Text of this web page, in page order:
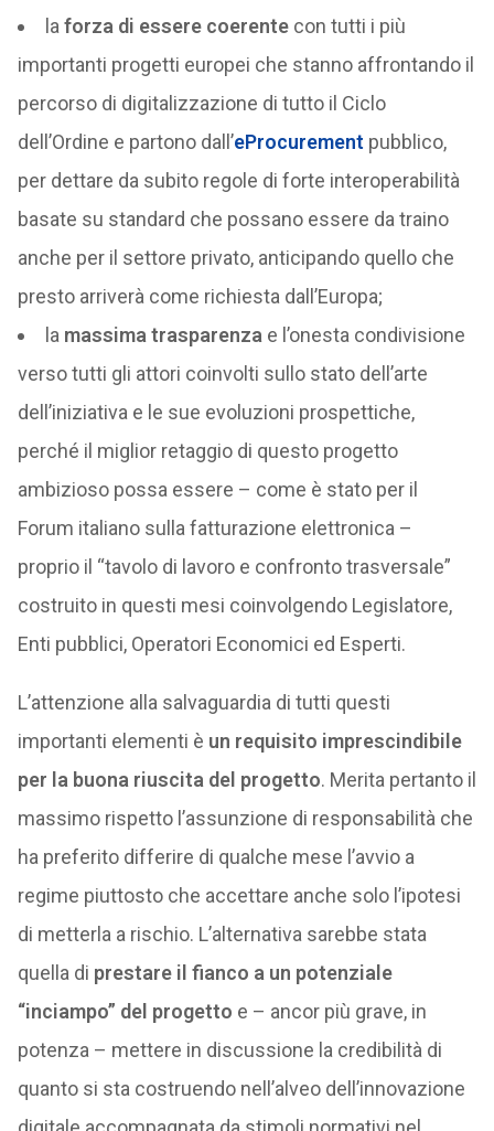
la forza di essere coerentecon tutti i più
importanti progetti europei che stanno affrontando il
percorso di digitalizzazione di tutto il Ciclo
dell’Ordine e partono dall’eProcurement pubblico,
per dettare da subito regole di forte interoperabilità
basate su standard che possano essere da traino
anche per il settore privato, anticipando quello che
presto arriverà come richiesta dall’Europa;
la massima trasparenza e l’onesta condivisione
verso tutti gli attori coinvolti sullo stato dell’arte
dell’iniziativa e le sue evoluzioni prospettiche,
perché il miglior retaggio di questo progetto
ambizioso possa essere – come è stato per il
Forum italiano sulla fatturazione elettronica –
proprio il “tavolo di lavoro e confronto trasversale”
costruito in questi mesi coinvolgendo Legislatore,
Enti pubblici, Operatori Economici ed Esperti.
L’attenzione alla salvaguardia di tutti questi
importanti elementi è un requisito imprescindibile
per la buona riuscita del progetto. Merita pertanto il
massimo rispetto l’assunzione di responsabilità che
ha preferito differire di qualche mese l’avvio a
regime piuttosto che accettare anche solo l’ipotesi
di metterla a rischio. L’alternativa sarebbe stata
quella di prestare il fianco a un potenziale
“inciampo” del progetto e – ancor più grave, in
potenza – mettere in discussione la credibilità di
quanto si sta costruendo nell’alveo dell’innovazione